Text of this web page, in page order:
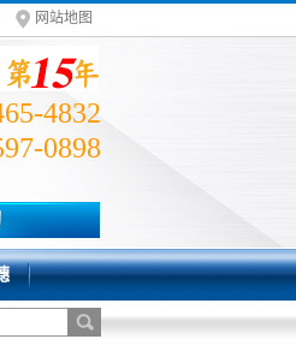
网站地图
4832
0898